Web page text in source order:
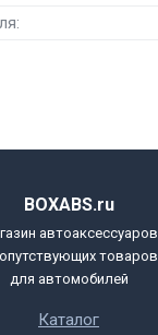
BOXABS.ru
автоаксессуаров
товаров
для автомобилей
Каталог